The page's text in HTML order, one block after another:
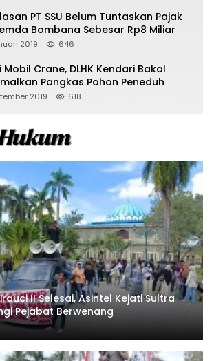
PT SSU Belum Tuntaskan Pajak
Bombana Sebesar Rp8 Miliar
2019 646
Mobil Crane, DLHK Kendari Bakal
Pangkas Pohon Peneduh
2019 618
II Selesai, Asintel Kejati Sultra
Pejabat Berwenang